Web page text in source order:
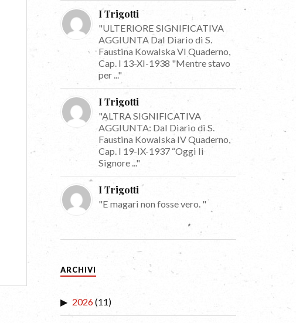
I Trigotti
"ULTERIORE SIGNIFICATIVA
AGGIUNTA Dal Diario di S.
Faustina Kowalska VI Quaderno,
Cap. I 13-XI-1938 "Mentre stavo
per ..."
I Trigotti
"ALTRA SIGNIFICATIVA
AGGIUNTA: Dal Diario di S.
Faustina Kowalska IV Quaderno,
Cap. I 19-IX-1937 “Oggi li
Signore ..."
I Trigotti
"E magari non fosse vero. "
ARCHIVI
2026(11)